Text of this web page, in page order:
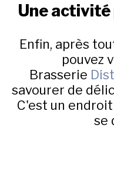
Une activité
Enfin, après
pouvez
Brasserie
savourer de
C'est un
se